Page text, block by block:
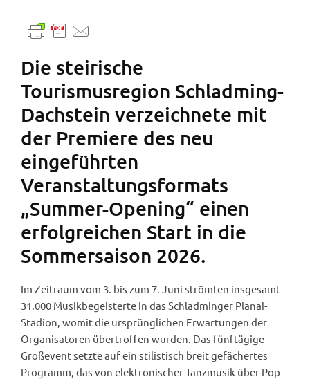
Die steirische
Tourismusregion Schladming-
Dachstein verzeichnete mit
der Premiere des neu
eingeführten
Veranstaltungsformats
„Summer-Opening“ einen
erfolgreichen Start in die
Sommersaison 2026.
Im Zeitraum vom 3. bis zum 7. Juni strömten insgesamt
31.000 Musikbegeisterte in das Schladminger Planai-
Stadion, womit die ursprünglichen Erwartungen der
Organisatoren übertroffen wurden. Das fünftägige
Großevent setzte auf ein stilistisch breit gefächertes
Programm, das von elektronischer Tanzmusik über Pop